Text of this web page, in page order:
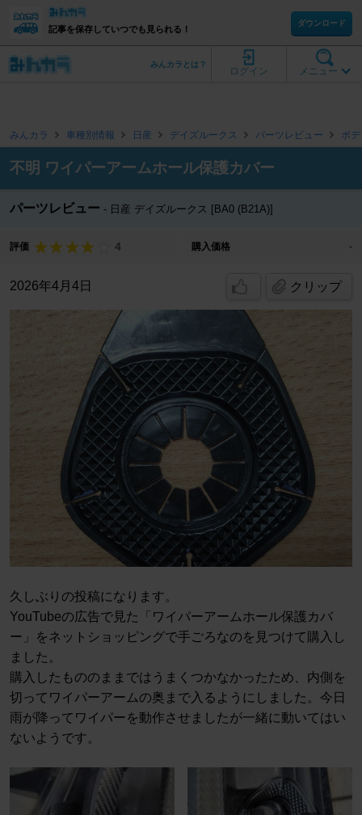
記事を保存していつでも見られる！
ダウンロード
メニュー
ログイン
みんカラとは？
みんカラ 車種別情報 日産 デイズルークス パーツレビュー ボ
不明 ワイパーアームホール保護カバー
パーツレビュー 日産 デイズルークス [BA0 (B21A)]
評価 4 購入価格 -
2026年4月4日 クリップ
久しぶりの投稿になります。
YouTubeの広告で見た「ワイパーアームホール保護カバ
ー」をネットショッピングで手ごろなのを見つけて購入し
ました。
購入したもののままではうまくつかなかったため、内側を
切ってワイパーアームの奥まで入るようにしました。今日
雨が降ってワイパーを動作させましたが一緒に動いてはい
ないようです。